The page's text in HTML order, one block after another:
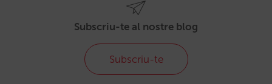
Subscriu-te al nostre blog
Subscriu-te